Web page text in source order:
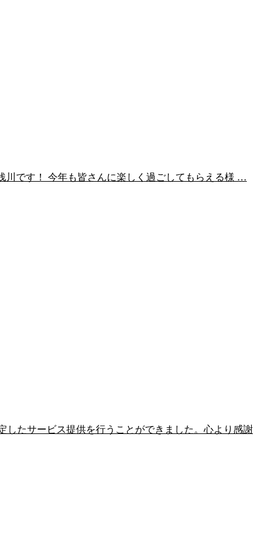
川です！ 今年も皆さんに楽しく過ごしてもらえる様 …
したサービス提供を行うことができました。心より感謝